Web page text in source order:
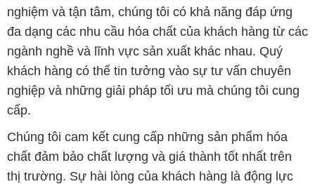
nghiệm và tận tâm, chúng tôi có khả năng đáp ứng
đa dạng các nhu cầu hóa chất của khách hàng từ các
ngành nghề và lĩnh vực sản xuất khác nhau. Quý
khách hàng có thể tin tưởng vào sự tư vấn chuyên
nghiệp và những giải pháp tối ưu mà chúng tôi cung
cấp.
Chúng tôi cam kết cung cấp những sản phẩm hóa
chất đảm bảo chất lượng và giá thành tốt nhất trên
thị trường. Sự hài lòng của khách hàng là động lực